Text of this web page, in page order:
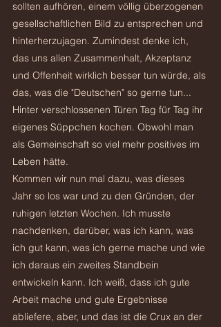
sollten aufhören, einem völlig überzogenen
gesellschaftlichen Bild zu entsprechen und
hinterherzujagen. Zumindest denke ich,
das uns allen Zusammenhalt, Akzeptanz
und Offenheit wirklich besser tun würde, als
das, was die "Deutschen" so gerne tun...
Hinter verschlossenen Türen Tag für Tag ihr
eigenes Süppchen kochen. Obwohl man
als Gemeinschaft so viel mehr positives im
Leben hätte.
Kommen wir nun mal dazu, was dieses
Jahr so los war und zu den Gründen, der
ruhigen letzten Wochen. Ich musste
nachdenken, darüber, was ich kann, was
ich gut kann, was ich gerne mache und wie
ich daraus ein zweites Standbein
entwickeln kann. Ich weiß, dass ich gute
Arbeit mache und gute Ergebnisse
abliefere, aber, und das ist die Crux an der